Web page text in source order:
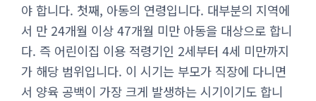
야 합니다. 첫째, 아동의 연령입니다. 대부분의 지역에
서 만 24개월 이상 47개월 미만 아동을 대상으로 합니
다. 즉 어린이집 이용 적령기인 2세부터 4세 미만까지
가 해당 범위입니다. 이 시기는 부모가 직장에 다니면
서 양육 공백이 가장 크게 발생하는 시기이기도 합니